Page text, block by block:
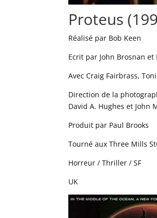
Proteus
Réalisé par Bob Keen
Ecrit par John Brosnan
Avec Craig Fairbrass,
Direction de la
David A. Hughes et John
Produit par Paul Brooks
Tourné aux Three Mills
Horreur / Thriller / SF
UK